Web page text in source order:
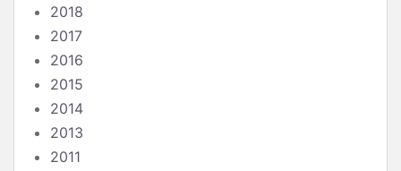
2018
2017
2016
2015
2014
2013
2011